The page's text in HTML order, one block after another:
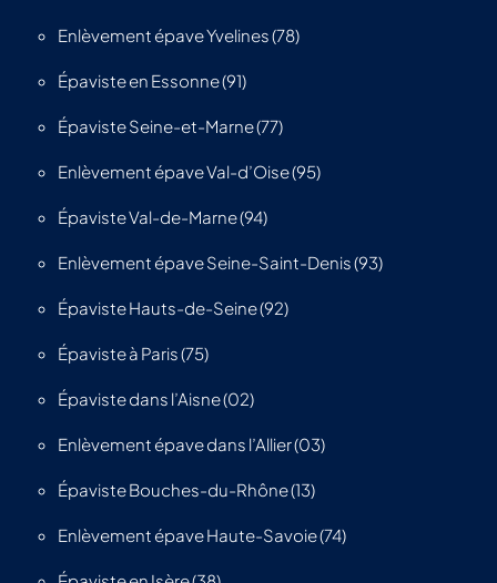
Enlèvement épave Yvelines (78)
Épaviste en Essonne (91)
Épaviste Seine-et-Marne (77)
Enlèvement épave Val-d’Oise (95)
Épaviste Val-de-Marne (94)
Enlèvement épave Seine-Saint-Denis (93)
Épaviste Hauts-de-Seine (92)
Épaviste à Paris (75)
Épaviste dans l’Aisne (02)
Enlèvement épave dans l’Allier (03)
Épaviste Bouches-du-Rhône (13)
Enlèvement épave Haute-Savoie (74)